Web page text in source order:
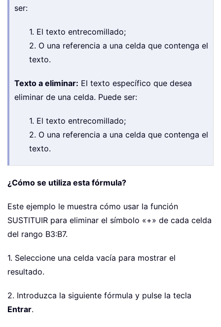
ser:
1. El texto entrecomillado;
2. O una referencia a una celda que contenga el
texto.
Texto a eliminar: El texto específico que desea
eliminar de una celda. Puede ser:
1. El texto entrecomillado;
2. O una referencia a una celda que contenga el
texto.
¿Cómo se utiliza esta fórmula?
Este ejemplo le muestra cómo usar la función
SUSTITUIR para eliminar el símbolo «+» de cada celda
del rango B3:B7.
1. Seleccione una celda vacía para mostrar el
resultado.
2. Introduzca la siguiente fórmula y pulse la tecla
Entrar.